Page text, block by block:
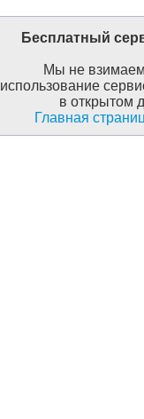
Бесплатный
Мы не
использование
в открытом
Главная